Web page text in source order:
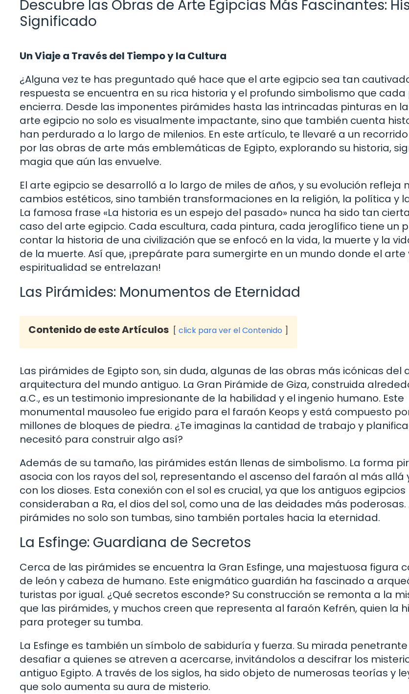
Descubre las Obras de Arte Egipcias Más Fascinantes:
Significado
Un Viaje a Través del Tiempo y la Cultura
¿Alguna vez te has preguntado qué hace que el arte egipcio sea tan
respuesta se encuentra en su rica historia y el profundo simbolismo que cada
encierra. Desde las imponentes pirámides hasta las intrincadas pinturas en
arte egipcio no solo es visualmente impactante, sino que también cuenta
han perdurado a lo largo de milenios. En este artículo, te llevaré a un
por las obras de arte más emblemáticas de Egipto, explorando su historia,
magia que aún las envuelve.
El arte egipcio se desarrolló a lo largo de miles de años, y su evolución refleja
cambios estéticos, sino también transformaciones en la religión, la política y
La famosa frase «La historia es un espejo del pasado» nunca ha sido tan
caso del arte egipcio. Cada escultura, cada pintura, cada jeroglífico tiene un
contar la historia de una civilización que se enfocó en la vida, la muerte y la
de la muerte. Así que, ¡prepárate para sumergirte en un mundo donde el arte
espiritualidad se entrelazan!
Las Pirámides: Monumentos de Eternidad
Contenido de este Artículos click para ver el Contenido
Las pirámides de Egipto son, sin duda, algunas de las obras más icónicas del
arquitectura del mundo antiguo. La Gran Pirámide de Giza, construida
a.C., es un testimonio impresionante de la habilidad y el ingenio humano. Este
monumental mausoleo fue erigido para el faraón Keops y está compuesto
millones de bloques de piedra. ¿Te imaginas la cantidad de trabajo y
necesitó para construir algo así?
Además de su tamaño, las pirámides están llenas de simbolismo. La forma
asocia con los rayos del sol, representando el ascenso del faraón al más allá
con los dioses. Esta conexión con el sol es crucial, ya que los antiguos egipcios
consideraban a Ra, el dios del sol, como una de las deidades más poderosas.
pirámides no solo son tumbas, sino también portales hacia la eternidad.
La Esfinge: Guardiana de Secretos
Cerca de las pirámides se encuentra la Gran Esfinge, una majestuosa figura
de león y cabeza de humano. Este enigmático guardián ha fascinado a
turistas por igual. ¿Qué secretos esconde? Su construcción se remonta a la
que las pirámides, y muchos creen que representa al faraón Kefrén, quien la
para proteger su tumba.
La Esfinge es también un símbolo de sabiduría y fuerza. Su mirada
desafiar a quienes se atreven a acercarse, invitándolos a descifrar los
antiguo Egipto. A través de los siglos, ha sido objeto de numerosas teorías y
que solo aumenta su aura de misterio.